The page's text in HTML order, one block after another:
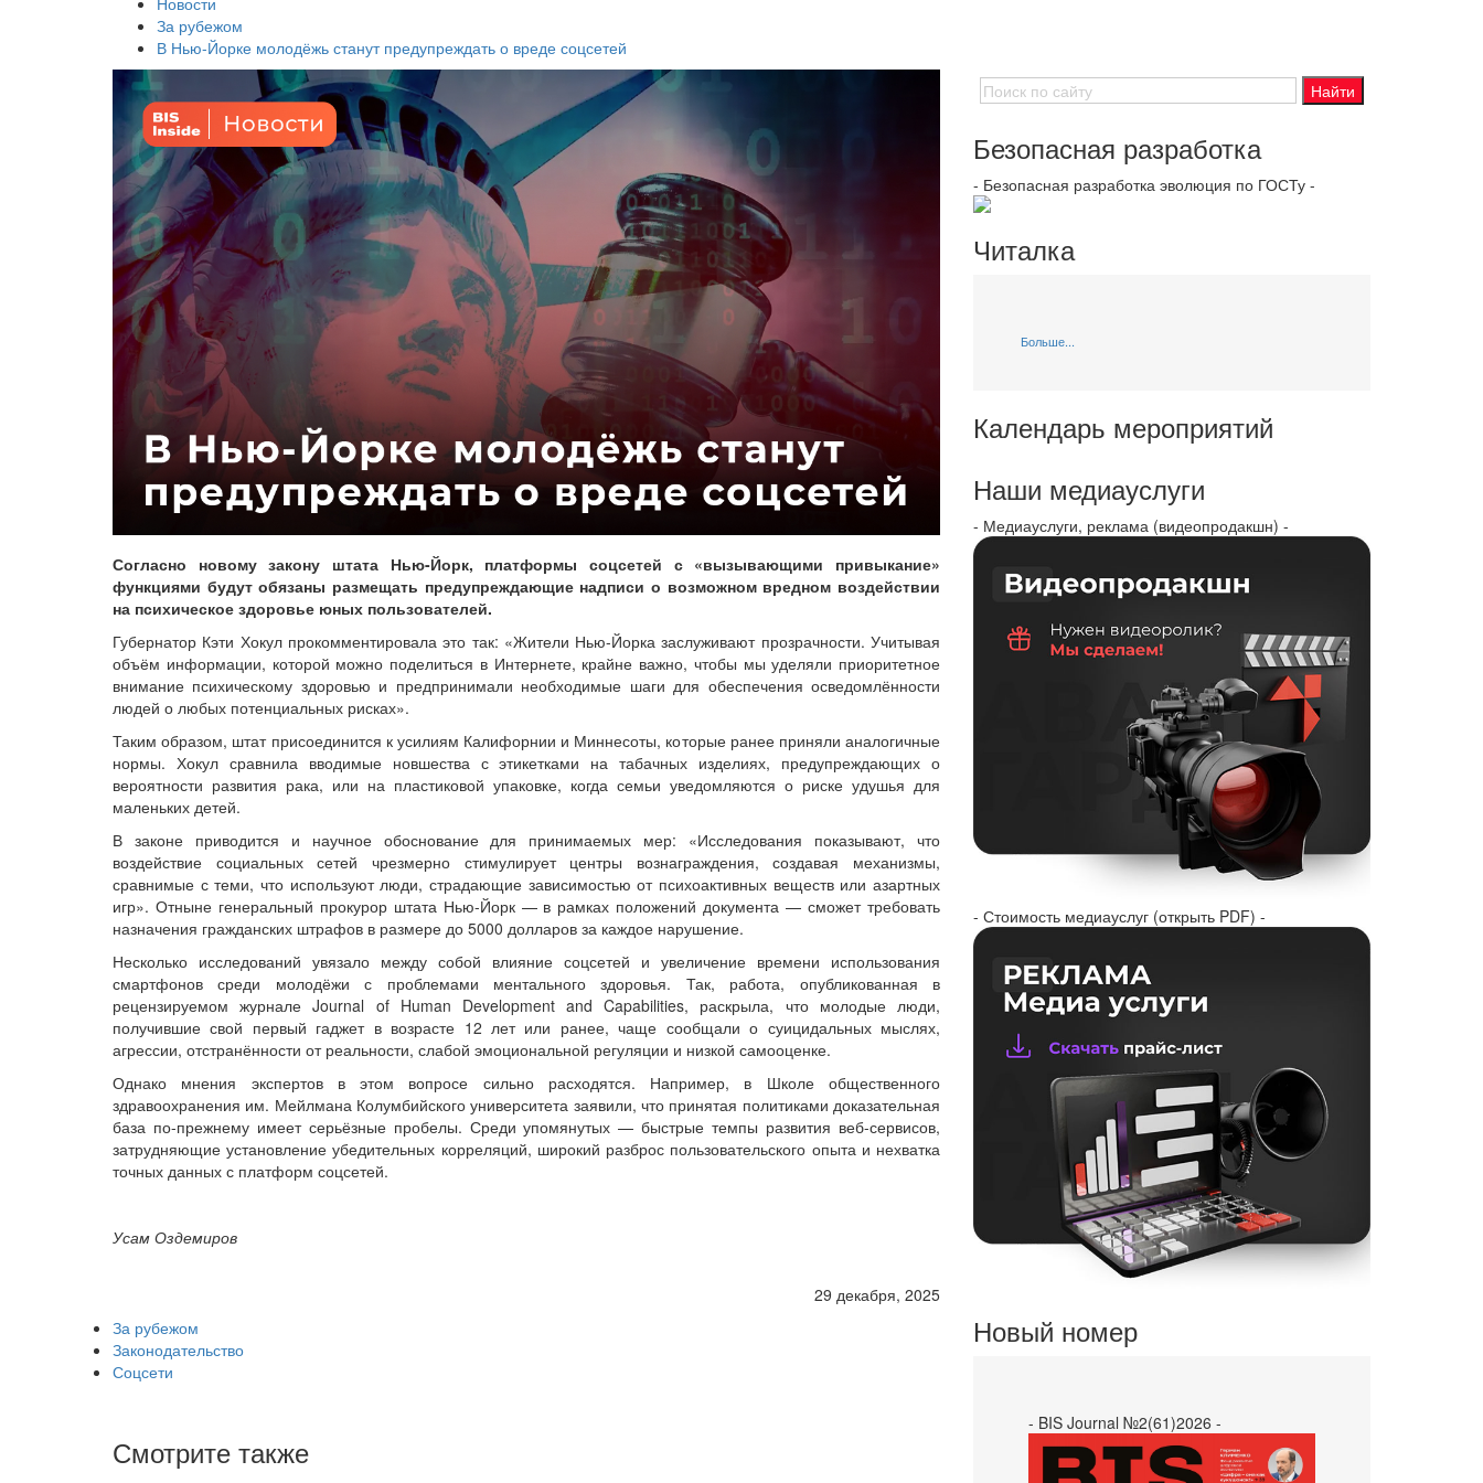
За рубежом
В Нью-Йорке молодёжь станут предупреждать о вреде соцсетей
Согласно новому закону штата Нью-Йорк, платформы соцсетей с «вызывающими привыкание»
функциями будут обязаны размещать предупреждающие надписи о возможном вредном воздействии
на психическое здоровье юных пользователей.
Губернатор Кэти Хокул прокомментировала это так: «Жители Нью-Йорка заслуживают прозрачности. Учитывая
объём информации, которой можно поделиться в Интернете, крайне важно, чтобы мы уделяли приоритетное
внимание психическому здоровью и предпринимали необходимые шаги для обеспечения осведомлённости
людей о любых потенциальных рисках».
Таким образом, штат присоединится к усилиям Калифорнии и Миннесоты, которые ранее приняли аналогичные
нормы. Хокул сравнила вводимые новшества с этикетками на табачных изделиях, предупреждающих о
вероятности развития рака, или на пластиковой упаковке, когда семьи уведомляются о риске удушья для
маленьких детей.
В законе приводится и научное обоснование для принимаемых мер: «Исследования показывают, что
воздействие социальных сетей чрезмерно стимулирует центры вознаграждения, создавая механизмы,
сравнимые с теми, что используют люди, страдающие зависимостью от психоактивных веществ или азартных
игр». Отныне генеральный прокурор штата Нью-Йорк — в рамках положений документа — сможет требовать
назначения гражданских штрафов в размере до 5000 долларов за каждое нарушение.
Несколько исследований увязало между собой влияние соцсетей и увеличение времени использования
смартфонов среди молодёжи с проблемами ментального здоровья. Так, работа, опубликованная в
рецензируемом журнале Journal of Human Development and Capabilities, раскрыла, что молодые люди,
получившие свой первый гаджет в возрасте 12 лет или ранее, чаще сообщали о суицидальных мыслях,
агрессии, отстранённости от реальности, слабой эмоциональной регуляции и низкой самооценке.
Однако мнения экспертов в этом вопросе сильно расходятся. Например, в Школе общественного
здравоохранения им. Мейлмана Колумбийского университета заявили, что принятая политиками доказательная
база по-прежнему имеет серьёзные пробелы. Среди упомянутых — быстрые темпы развития веб-сервисов,
затрудняющие установление убедительных корреляций, широкий разброс пользовательского опыта и нехватка
точных данных с платформ соцсетей.
Усам Оздемиров
29 декабря, 2025
За рубежом
Законодательство
Соцсети
Смотрите также
Безопасная разработка
- Безопасная разработка эволюция по ГОСТу -
Читалка
Больше...
Календарь мероприятий
Наши медиауслуги
- Медиауслуги, реклама (видеопродакшн) -
- Стоимость медиауслуг (открыть PDF) -
Новый номер
- BIS Journal №2(61)2026 -